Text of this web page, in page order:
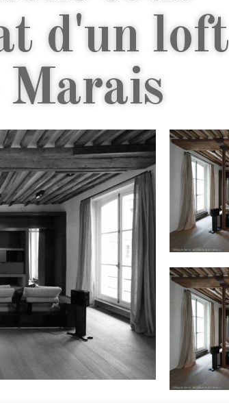
d'un loft
Marais